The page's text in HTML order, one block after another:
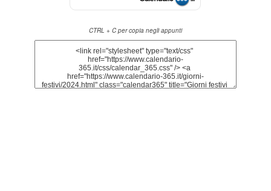
CTRL + C per copia negli appunti